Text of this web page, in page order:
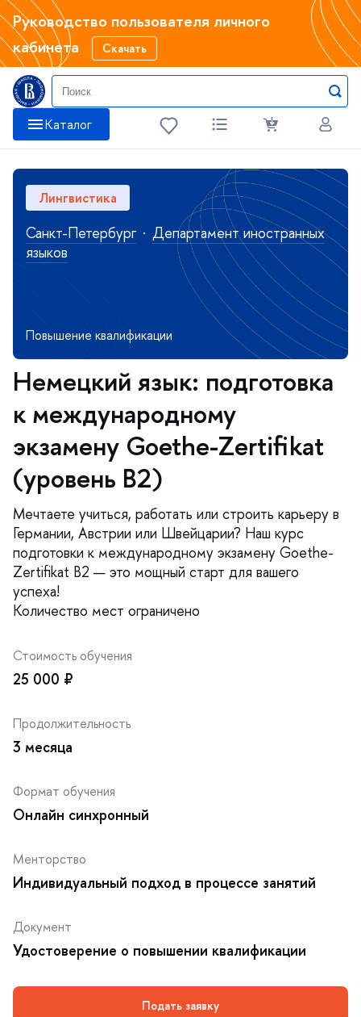
Руководство пользователя личного
кабинета
Скачать
Катало
Лингвистика
Санкт-Петербур · Департамент иностранных
языко
Немецкий язык: подготовка
к международному
экзамену Goethe-Zertifikat
(уровень В2)
Мечтаете учиться, работать или строить карьеру
Германии, Австрии или Швейцарии? Наш курс
подготовки к международному экзамену Goethe-
Zertifikat B2 — это мощный старт для вашего
успеха!
Количество мест ограничено
Подать заявку
Стоимость обучения
25 000 ₽
Продолжительность
3 месяца
Формат обучения
Онлайн синхронный
Менторство
Индивидуальный подход в процессе занятий
Документ
Удостоверение о повышении квалификации